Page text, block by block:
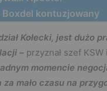
kontuzjowany
Kołecki, jest dużo
– przyznał szef KSW
momencie
za mało czasu na